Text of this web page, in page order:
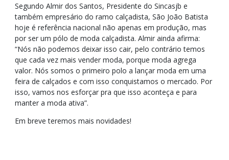
Segundo Almir dos Santos, Presidente do Sincasjb e
também empresário do ramo calçadista, São João Batista
hoje é referência nacional não apenas em produção, mas
por ser um pólo de moda calçadista. Almir ainda afirma:
“Nós não podemos deixar isso cair, pelo contrário temos
que cada vez mais vender moda, porque moda agrega
valor. Nós somos o primeiro polo a lançar moda em uma
feira de calçados e com isso conquistamos o mercado. Por
isso, vamos nos esforçar pra que isso aconteça e para
manter a moda ativa”.
Em breve teremos mais novidades!